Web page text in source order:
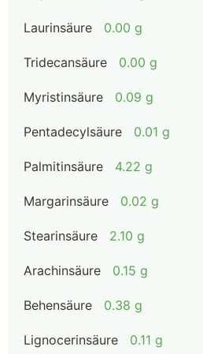
Laurinsäure 0.00 g
Tridecansäure 0.00 g
Myristinsäure 0.09 g
Pentadecylsäure 0.01 g
Palmitinsäure 4.22 g
Margarinsäure 0.02 g
Stearinsäure 2.10 g
Arachinsäure 0.15 g
Behensäure 0.38 g
Lignocerinsäure 0.11 g